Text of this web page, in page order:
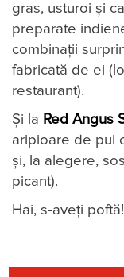
gras, usturoi și
preparate
combinații
fabricată de ei
restaurant).
Și la Red Angus
aripioare de pui
și, la alegere,
picant).
Hai, s-aveți